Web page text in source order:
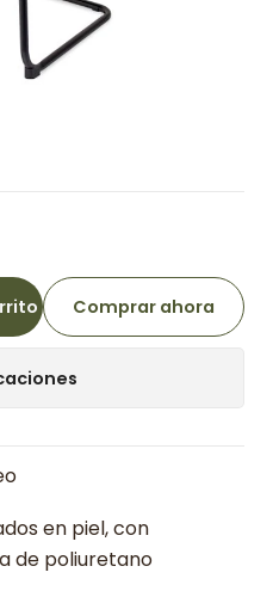
Comprar ahora
en piel, con
de poliuretano